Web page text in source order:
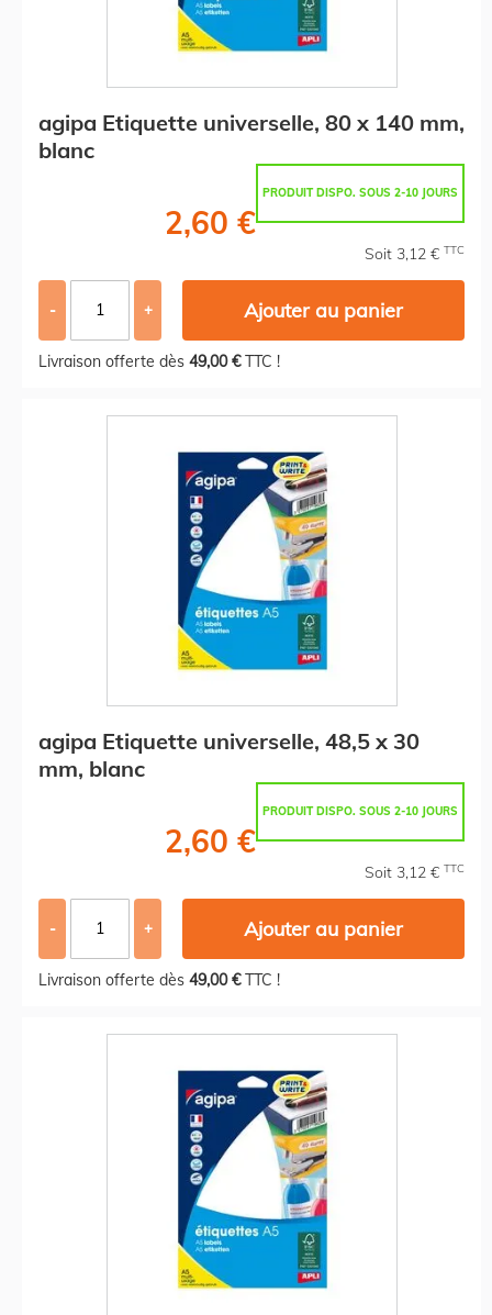
agipa Etiquette universelle, 80 x 140 mm,
blanc
PRODUIT DISPO. SOUS 2-10 JOURS
2,60 €
Soit 3,12 € TTC
- + Ajouter au panier
Livraison offerte dès 49,00 €TTC !
agipa Etiquette universelle, 48,5 x 30
mm, blanc
PRODUIT DISPO. SOUS 2-10 JOURS
2,60 €
Soit 3,12 € TTC
- + Ajouter au panier
Livraison offerte dès 49,00 €TTC !